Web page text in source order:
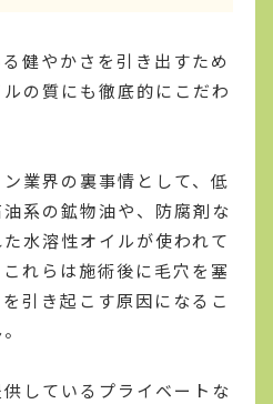
健やかさを引き出すため
の質にも徹底的にこだわ
業界の裏事情として、低
系の鉱物油や、防腐剤な
水溶性オイルが使われて
れらは施術後に毛穴を塞
引き起こす原因になるこ
しているプライベートな